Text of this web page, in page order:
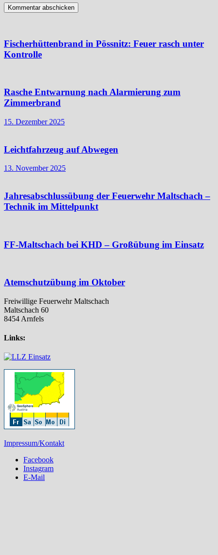
Fischerhüttenbrand in Pössnitz: Feuer rasch unter
Kontrolle
Rasche Entwarnung nach Alarmierung zum
Zimmerbrand
15. Dezember 2025
Leichtfahrzeug auf Abwegen
13. November 2025
Jahresabschlussübung der Feuerwehr Maltschach –
Technik im Mittelpunkt
FF-Maltschach bei KHD – Großübung im Einsatz
Atemschutzübung im Oktober
Freiwillige Feuerwehr Maltschach
Maltschach 60
8454 Arnfels
Links:
Impressum/Kontakt
Facebook
Instagram
E-Mail